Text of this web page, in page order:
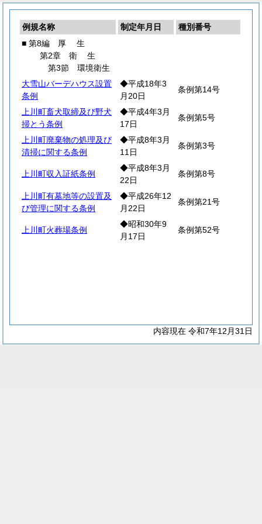
例規名称 制定年月日
種別番号
■ 第8編 厚 生
第2章 衛生
第3節 環境衛生
大雪山バーデハウス設置
条例
◆平成18年3
月20日
条例第14号
上川町畜犬取締及び野犬
掃とう条例
◆平成4年3月
17日
条例第5号
上川町廃棄物の処理及び
清掃に関する条例
◆平成8年3月
11日
条例第3号
上川町収入証紙条例
◆平成8年3月
22日
条例第8号
上川町有墓地等の設置及
び管理に関する条例
◆平成26年12
月22日
条例第21号
上川町火葬場条例
◆昭和30年9
月17日
条例第52号
内容現在 令和7年12月31日